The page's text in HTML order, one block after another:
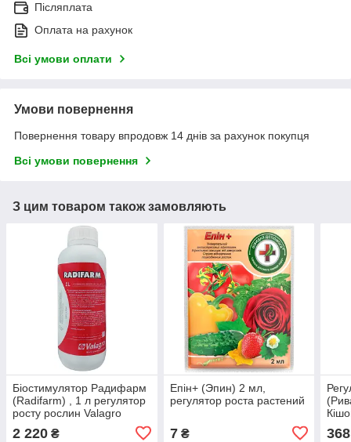
Післяплата
Оплата на рахунок
Всі умови оплати
Умови повернення
Повернення товару впродовж 14 днів за рахунок покупця
Всі умови повернення
З цим товаром також замовляють
Біостимулятор Радифарм
(Radifarm) , 1 л регулятор
росту рослин Valagro
2 220 ₴
Епін+ (Эпин) 2 мл,
регулятор роста растений
7₴ 368